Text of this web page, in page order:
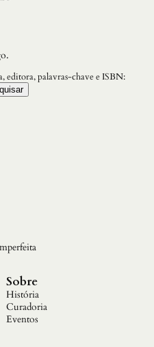
editora, palavras-chave e ISBN:
Sobre
História
Curadoria
Eventos